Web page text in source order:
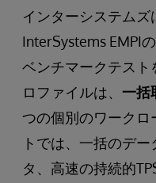
インターシステム
InterSystems EMPI
ベンチマークテス
ロファイルは、 一括
つの個別のワークロ
トでは、一括のデ
タ、高速の持続的